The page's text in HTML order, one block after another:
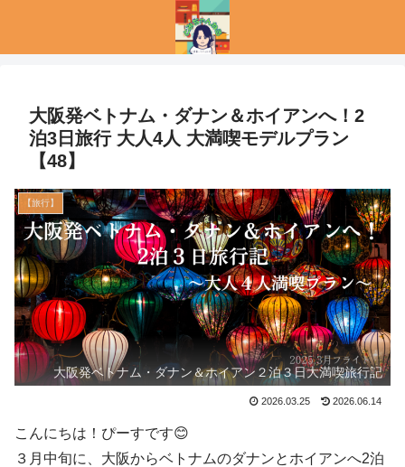
大阪発ベトナム・ダナン＆ホイアンへ！2
泊3日旅行 大人4人 大満喫モデルプラン
【48】
【旅行】
大阪発ベトナム・ダナン＆ホイアン２泊３日大満喫旅行記
2026.03.25 2026.06.14
こんにちは！ぴーすです😊
３月中旬に、大阪からベトナムのダナンとホイアンへ2泊